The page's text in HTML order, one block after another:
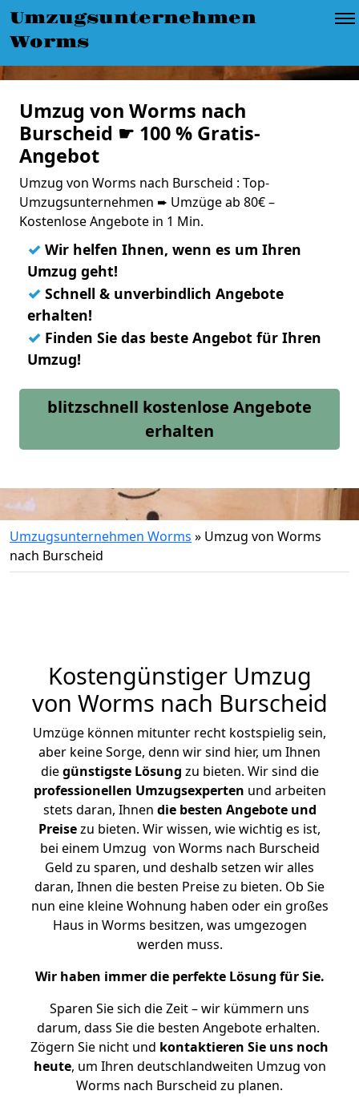
Umzugsunternehmen
Worms
Umzug von Worms nach
Burscheid ☛ 100 % Gratis-
Angebot
Umzug von Worms nach Burscheid : Top-
Umzugsunternehmen ➨ Umzüge ab 80€ –
Kostenlose Angebote in 1 Min.
✓ Wir helfen Ihnen, wenn es um Ihren
Umzug geht!
✓ Schnell & unverbindlich Angebote
erhalten!
✓ Finden Sie das beste Angebot für Ihren
Umzug!
blitzschnell kostenlose Angebote
erhalten
Umzugsunternehmen Worms » Umzug von Worms
nach Burscheid
Kostengünstiger Umzug
von Worms nach Burscheid
Umzüge können mitunter recht kostspielig sein,
aber keine Sorge, denn wir sind hier, um Ihnen
diegünstigste Lösung zu bieten. Wir sind die
professionellen Umzugsexperten und arbeiten
stets daran, Ihnen die besten Angebote und
Preisezu bieten. Wir wissen, wie wichtig es ist,
bei einem Umzug von Worms nach Burscheid
Geld zu sparen, und deshalb setzen wir alles
daran, Ihnen die besten Preise zu bieten. Ob Sie
nun eine kleine Wohnung haben oder ein großes
Haus in Worms besitzen, was umgezogen
werden muss.
Wir haben immer die perfekte Lösung für Sie.
Sparen Sie sich die Zeit – wir kümmern uns
darum, dass Sie die besten Angebote erhalten.
Zögern Sie nicht und kontaktieren Sie uns noch
heute, um Ihren deutschlandweiten Umzug von
Worms nach Burscheid zu planen.